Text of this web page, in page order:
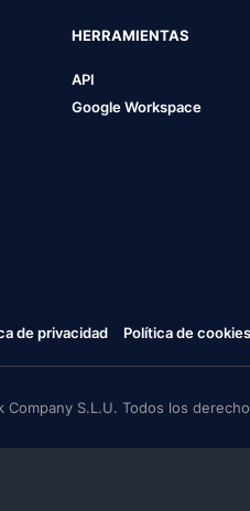
HERRAMIENTAS
API
Google Workspace
de privacidad Política de cookies
S.L.U. Todos los